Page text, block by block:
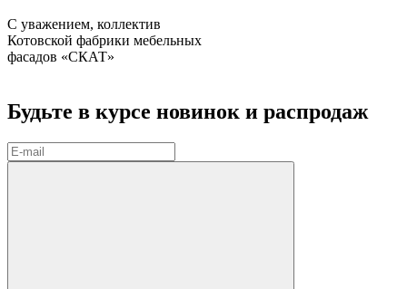
С уважением, коллектив
Котовской фабрики мебельных
фасадов «СКАТ»
Будьте в курсе новинок и распродаж